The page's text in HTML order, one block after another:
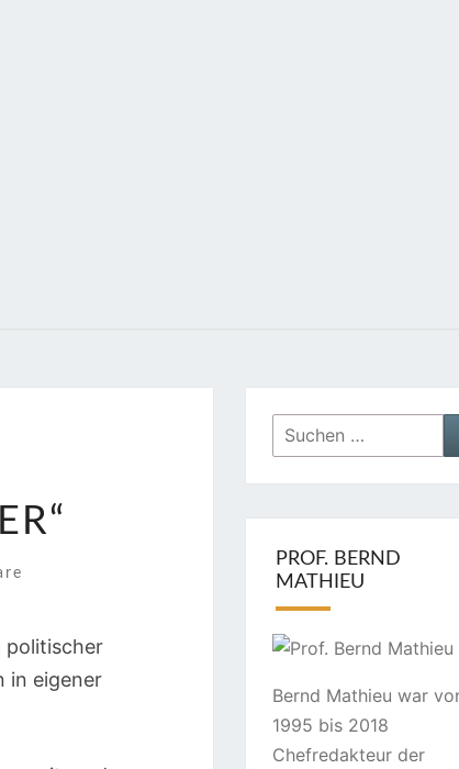
politischer
in eigener
Suchen
nach:
PROF. BERND
MATHIEU
Bernd Mathieu war
1995 bis 2018
Chefredakteur der